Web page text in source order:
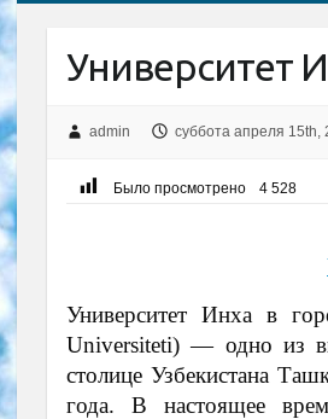
Университет
admin суббота апреля 15th,
Было просмотрено 4 528
Университет Инха в
Universiteti) — одно из
столице Узбекистана
года. В настоящее